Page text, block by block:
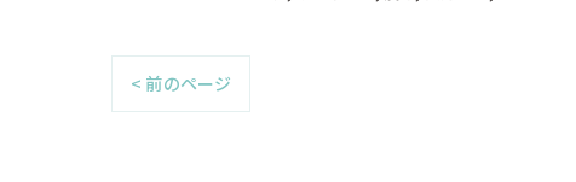
< 前のページ